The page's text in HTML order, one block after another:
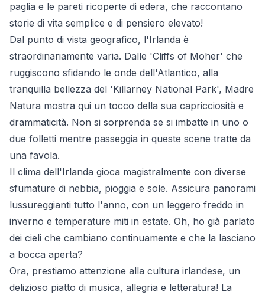
paglia e le pareti ricoperte di edera, che raccontano
storie di vita semplice e di pensiero elevato!
Dal punto di vista geografico, l'Irlanda è
straordinariamente varia. Dalle 'Cliffs of Moher' che
ruggiscono sfidando le onde dell'Atlantico, alla
tranquilla bellezza del 'Killarney National Park', Madre
Natura mostra qui un tocco della sua capricciosità e
drammaticità. Non si sorprenda se si imbatte in uno o
due folletti mentre passeggia in queste scene tratte da
una favola.
Il clima dell'Irlanda gioca magistralmente con diverse
sfumature di nebbia, pioggia e sole. Assicura panorami
lussureggianti tutto l'anno, con un leggero freddo in
inverno e temperature miti in estate. Oh, ho già parlato
dei cieli che cambiano continuamente e che la lasciano
a bocca aperta?
Ora, prestiamo attenzione alla cultura irlandese, un
delizioso piatto di musica, allegria e letteratura! La